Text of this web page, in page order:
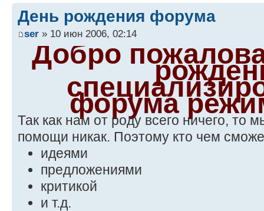
День рождения форума
ser » 10 июн 2006, 02:14
Добро
форума
Так как нам от роду всего ничего, то
помощи никак. Поэтому кто чем
идеями
предложениями
критикой
и т.д.